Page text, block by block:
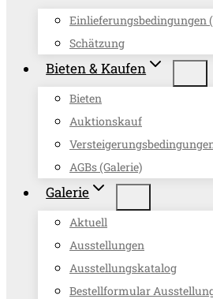
Einlieferungsbedingungen
Schätzung
Bieten & Kaufen
Bieten
Auktionskauf
AGBs (Galerie)
Galerie
Aktuell
Ausstellungen
Ausstellungskatalog
Bestellformular